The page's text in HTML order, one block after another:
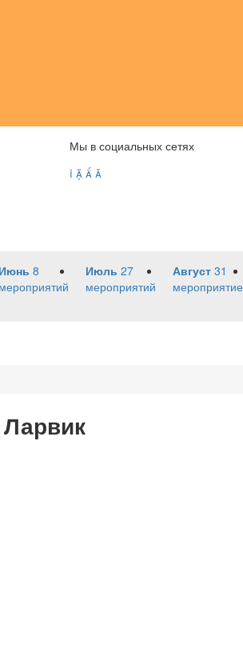
Мы в социальных сетях
   
Июнь 8
мероприятий
Июль 27
мероприятий
Август 31
мероприятие